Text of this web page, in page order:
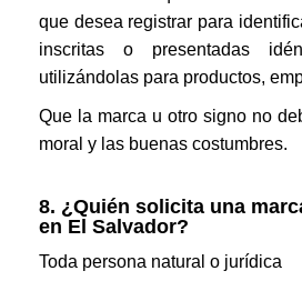
que desea registrar para
inscritas o presentadas
utilizándolas para productos,
Que la marca u otro signo no
moral y las buenas costumbres.
8. ¿Quién solicita una
en El Salvador?
Toda persona natural o jurídica